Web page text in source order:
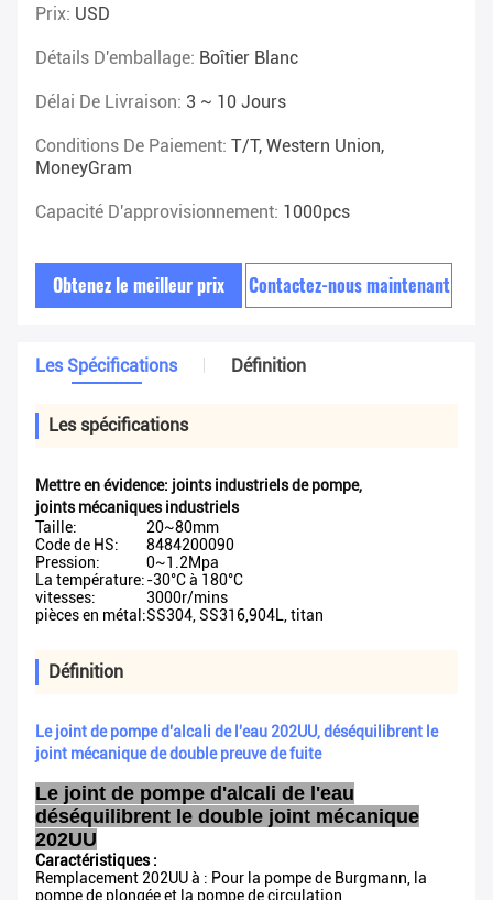
Prix: USD
Détails D'emballage: Boîtier Blanc
Délai De Livraison: 3 ~ 10 Jours
Conditions De Paiement: T/T, Western Union,
MoneyGram
Capacité D'approvisionnement: 1000pcs
Obtenez le meilleur prix Contactez-nous maintenant
Les Spécifications Définition
Les spécifications
Mettre en évidence: joints industriels de pompe,
joints mécaniques industriels
Taille:
20~80mm
Code de HS:
8484200090
Pression:
0~1.2Mpa
La température:-30°C à 180°C
vitesses:
3000r/mins
pièces en métal:SS304, SS316,904L, titan
Définition
Le joint de pompe d'alcali de l'eau 202UU, déséquilibrent le
joint mécanique de double preuve de fuite
Le joint de pompe d'alcali de l'eau
déséquilibrent le double joint mécanique
202UU
Caractéristiques :
Remplacement 202UU à : Pour la pompe de Burgmann, la
pompe de plongée et la pompe de circulation